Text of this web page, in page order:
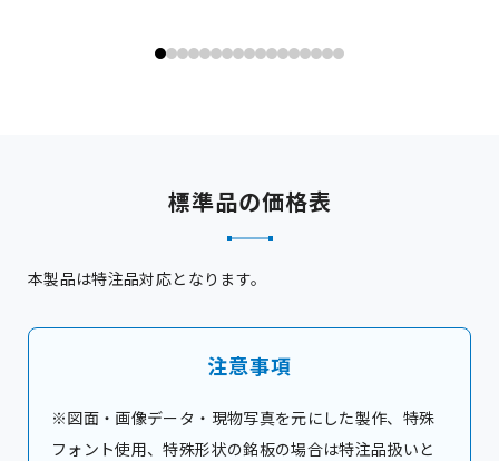
標準品の価格表
本製品は特注品対応となります。
注意事項
※図面・画像データ・現物写真を元にした製作、特殊
フォント使用、特殊形状の銘板の場合は特注品扱いと